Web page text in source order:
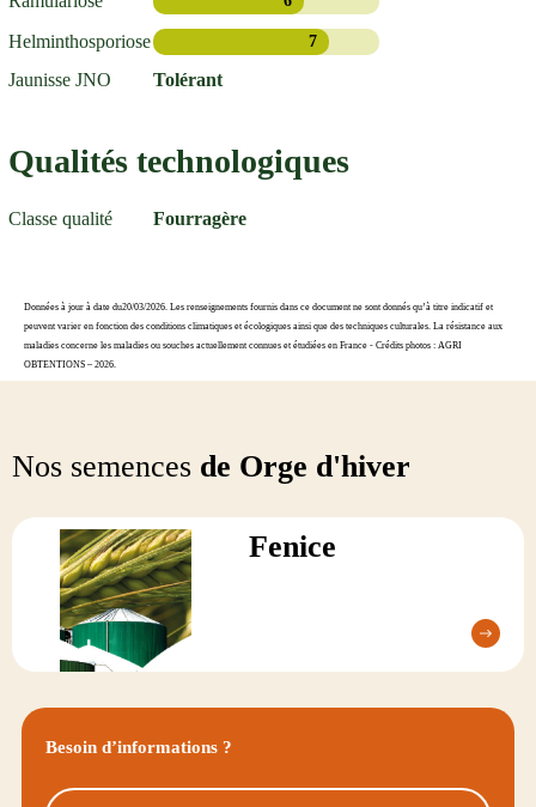
Helminthosporiose 7
Jaunisse JNO Tolérant
Qualités technologiques
Classe qualité Fourragère
Données à jour à date du20/03/2026. Les renseignements fournis dans ce document ne sont donnés qu’à titre indicatif et
peuvent varier en fonction des conditions climatiques et écologiques ainsi que des techniques culturales. La résistance aux
maladies concerne les maladies ou souches actuellement connues et étudiées en France - Crédits photos : AGRI
OBTENTIONS – 2026.
Nos semences de Orge d'hiver
Fenice
Besoin d’informations ?